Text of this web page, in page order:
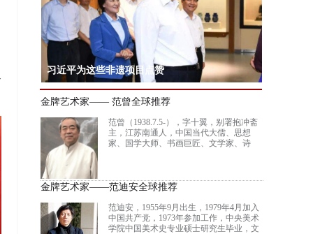
习近平为这些非遗项目点赞
习近平总书记15日赴内蒙古自治区考察调研。在赤峰博物馆，习近平了
沿革，同古典民族史诗《格萨（斯）尔》非物质文化遗产传承人亲切交
金牌艺术家—— 范曾全球推荐
范曾（1938.7.5-），字十翼，别署抱冲斋
主，江苏南通人，中国当代大儒、思想
家、国学大师、书画巨匠、文学家、诗
国教科文组织“多元文化特别顾问”，英国
伯塔大学荣誉文学博士。是当代中国集诗
书画、文史哲、儒释道于一身的文化大
家，平生著作等身，已出版一百六十余种
金牌艺术家——范迪安全球推荐
范迪安，1955年9月出生，1979年4月加入
中国共产党，1973年参加工作，中央美术
学院中国美术史专业硕士研究生毕业，文